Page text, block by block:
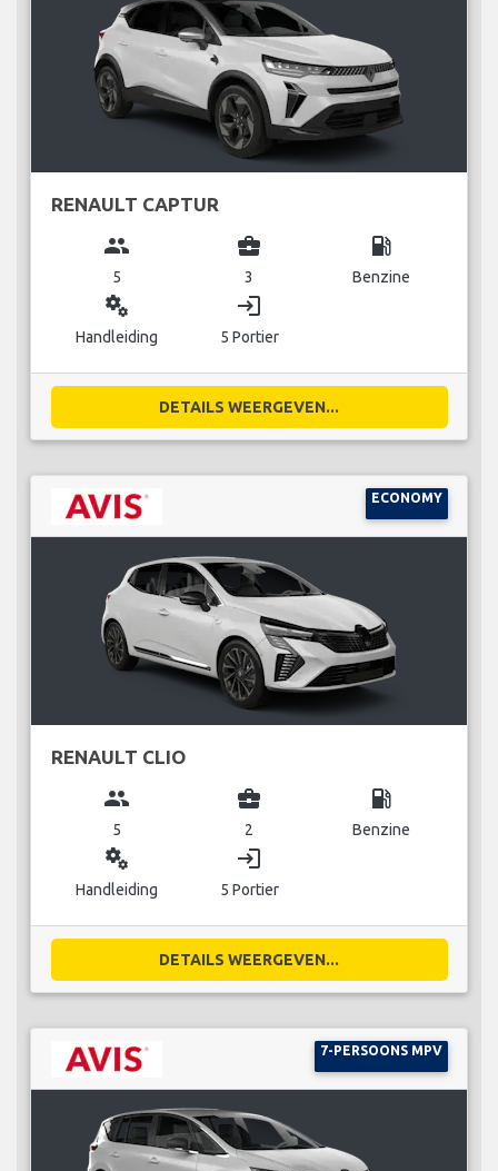
RENAULT CAPTUR
group
5
business_center
3
local_gas_station
Benzine
miscellaneous_services
Handleiding
login
5 Portier
DETAILS WEERGEVEN...
ECONOMY
RENAULT CLIO
group
5
business_center
2
local_gas_station
Benzine
miscellaneous_services
Handleiding
login
5 Portier
DETAILS WEERGEVEN...
7-PERSOONS MPV